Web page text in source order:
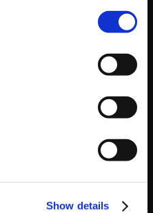
Show details